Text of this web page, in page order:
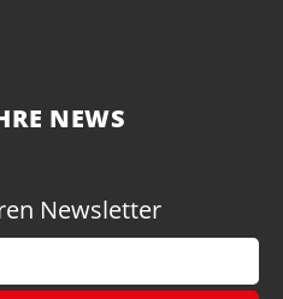
NEWS
Newsletter